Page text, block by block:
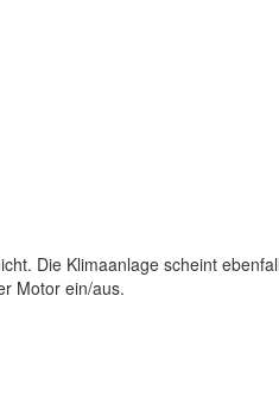
Die Klimaanlage scheint
Motor ein/aus.